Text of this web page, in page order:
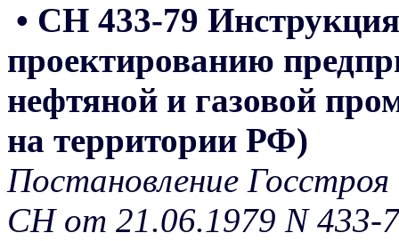
• СН 433-79
проектированию
нефтяной и газовой
на территории РФ)
Постановление
СН от 21.06.1979 N 433-